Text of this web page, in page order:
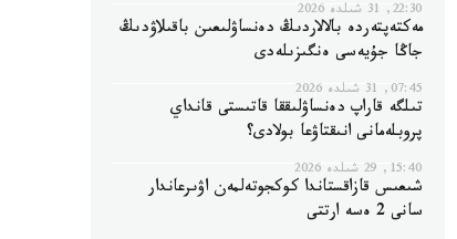
22:30, 31 شىلدە 2026
مەكتەپتەردە بالالاردىڭ دەنساۋلىعىن باقىلاۋدىڭ
جاڭا جۇيەسى ەنگىزىلەدى
07:45, 31 شىلدە 2026
تىلگە قاراپ دەنساۋلىققا قاتىستى قانداي
پروبلەمانى انىقتاۋعا بولادى؟
15:40, 29 شىلدە 2026
شىعىس قازاقستاندا كوكجوتەلمەن اۋىرعاندار
سانى 2 ەسە ارتتى